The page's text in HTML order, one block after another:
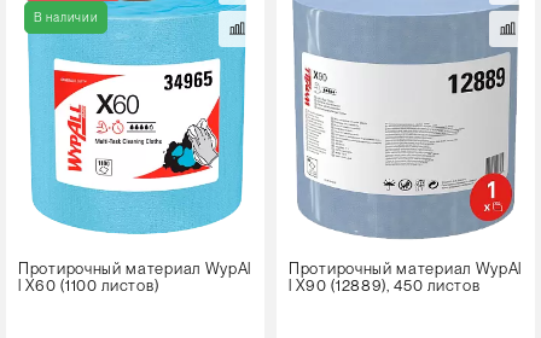
В наличии
Протирочный материал WypAl
l X60 (1100 листов)
Протирочный материал WypAl
l X90 (12889), 450 листов